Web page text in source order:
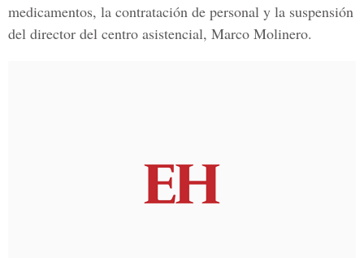
medicamentos, la contratación de personal y la suspensión
del director del centro asistencial, Marco Molinero.